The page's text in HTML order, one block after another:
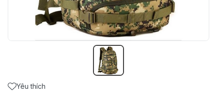
Yêu thích